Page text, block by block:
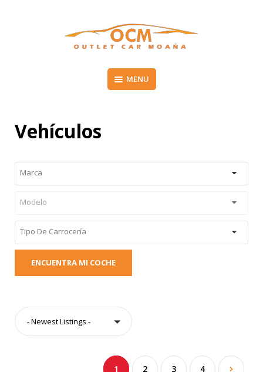
OUTLET CAR MOAÑA
Vehículos de segunda mano en el Morrazo
MENU
Vehículos
Marca
Modelo
Tipo De Carrocería
ENCUENTRA MI COCHE
- Newest Listings -
1 2 3 4